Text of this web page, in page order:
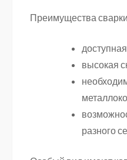
Преимущества
высокая
разного